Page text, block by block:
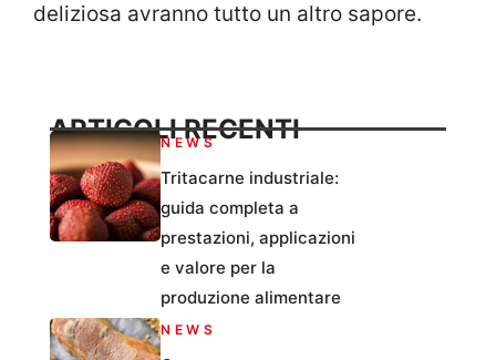
deliziosa avranno tutto un altro sapore.
ARTICOLI RECENTI
NEWS
Tritacarne industriale:
guida completa a
prestazioni, applicazioni
e valore per la
produzione alimentare
NEWS